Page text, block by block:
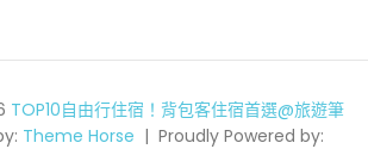
TOP10自由行住宿！背包客住宿首選@旅遊筆
Theme Horse
Proudly Powered by: